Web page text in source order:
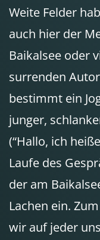
Weite Felder
auch hier der
Baikalsee oder
surrenden
bestimmt ein
junger,
(“Hallo, ich
Laufe des
der am
Lachen ein.
wir auf jeder